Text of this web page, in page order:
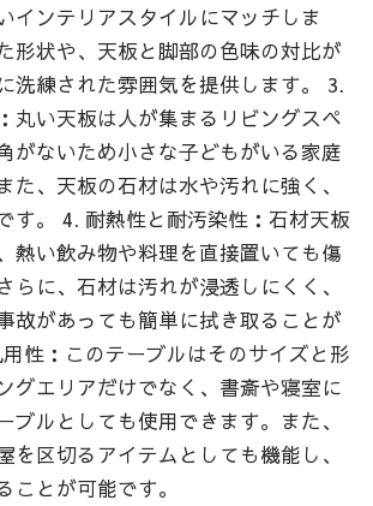
インテリアスタイルにマッチしま
形状や、天板と脚部の色味の対比が
洗練された雰囲気を提供します。 3.
丸い天板は人が集まるリビングスペ
がないため小さな子どもがいる家庭
た、天板の石材は水や汚れに強く、
す。 4. 耐熱性と耐汚染性：石材天板
熱い飲み物や料理を直接置いても傷
らに、石材は汚れが浸透しにくく、
故があっても簡単に拭き取ることが
性：このテーブルはそのサイズと形
グエリアだけでなく、書斎や寝室に
ブルとしても使用できます。また、
を区切るアイテムとしても機能し、
ことが可能です。